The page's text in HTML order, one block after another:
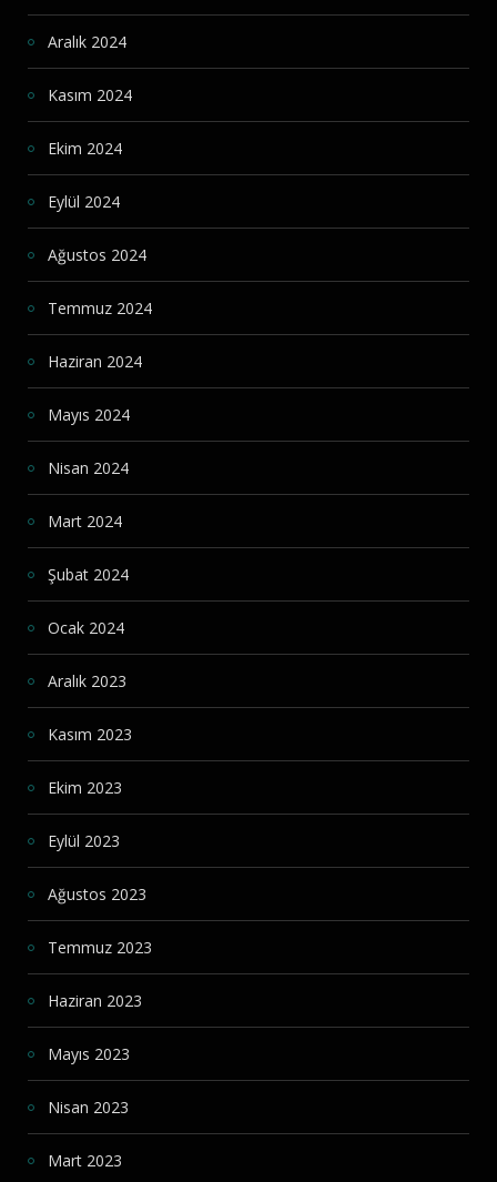
Aralık 2024
Kasım 2024
Ekim 2024
Eylül 2024
Ağustos 2024
Temmuz 2024
Haziran 2024
Mayıs 2024
Nisan 2024
Mart 2024
Şubat 2024
Ocak 2024
Aralık 2023
Kasım 2023
Ekim 2023
Eylül 2023
Ağustos 2023
Temmuz 2023
Haziran 2023
Mayıs 2023
Nisan 2023
Mart 2023